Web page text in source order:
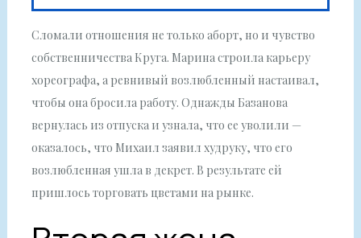
Сломали отношения не только аборт, но и чувство
собственничества Круга. Марина строила карьеру
хореографа, а ревнивый возлюбленный настаивал,
чтобы она бросила работу. Однажды Базанова
вернулась из отпуска и узнала, что ее уволили —
оказалось, что Михаил заявил худруку, что его
возлюбленная ушла в декрет. В результате ей
пришлось торговать цветами на рынке.